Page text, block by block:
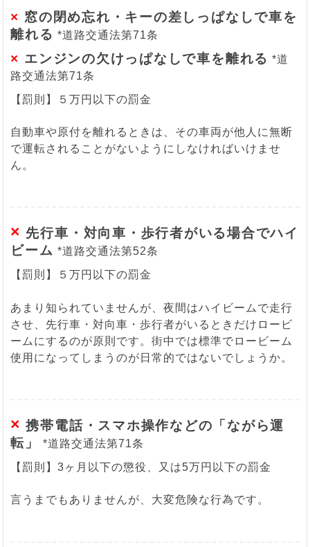
× 窓の閉め忘れ・キーの差しっぱなしで車を
離れる *道路交通法第71条
× エンジンの欠けっぱなしで車を離れる *道
路交通法第71条
【罰則】５万円以下の罰金
自動車や原付を離れるときは、その車両が他人に無断
で運転されることがないようにしなければいけませ
ん。
× 先行車・対向車・歩行者がいる場合でハイ
ビーム *道路交通法第52条
【罰則】５万円以下の罰金
あまり知られていませんが、夜間はハイビームで走行
させ、先行車・対向車・歩行者がいるときだけロービ
ームにするのが原則です。街中では標準でロービーム
使用になってしまうのが日常的ではないでしょうか。
× 携帯電話・スマホ操作などの「ながら運
転」
*道路交通法第71条
【罰則】3ヶ月以下の懲役、又は5万円以下の罰金
言うまでもありませんが、大変危険な行為です。